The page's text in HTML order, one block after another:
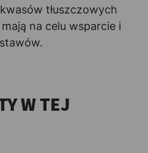
tłuszczowych
na celu wsparcie i
W TEJ